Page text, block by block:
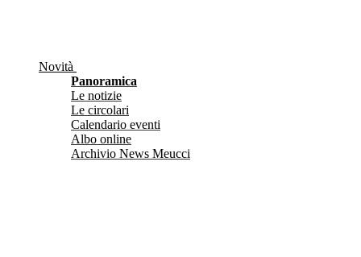
Novità
Panoramica
Le notizie
Le circolari
Calendario eventi
Albo online
Archivio News Meucci